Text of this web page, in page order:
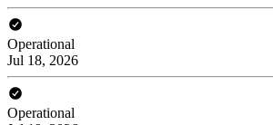
Operational
Jul 18, 2026
Operational